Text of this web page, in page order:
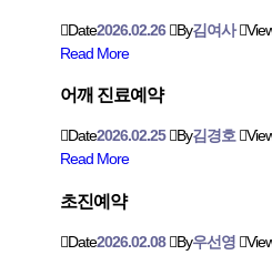
Date2026.02.26 By김여사
Read More
어깨 진료예약
Date2026.02.25 By김경호
Read More
초진예약
Date2026.02.08 By우선영